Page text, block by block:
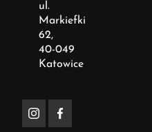
ul.
Markiefki
62,
40-049
Katowice